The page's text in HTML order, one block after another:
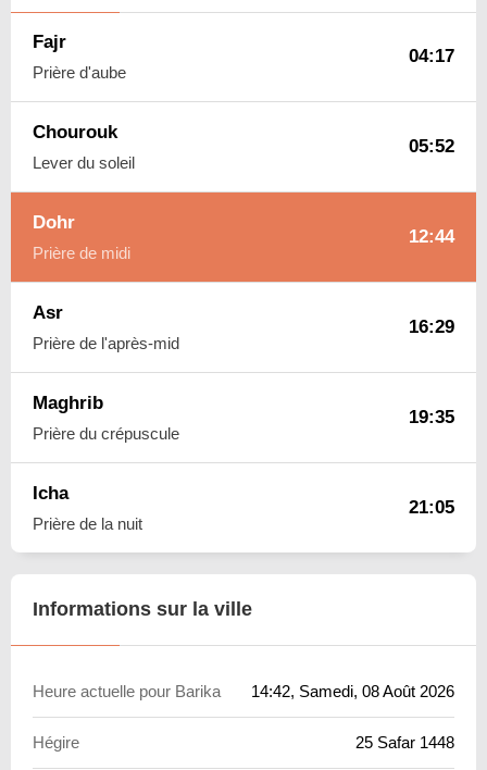
Fajr
Prière d'aube
04:17
Chourouk
Lever du soleil
05:52
Dohr
Prière de midi
12:44
Asr
Prière de l'après-mid
16:29
Maghrib
Prière du crépuscule
19:35
Icha
Prière de la nuit
21:05
Informations sur la ville
Heure actuelle pour Barika 14:42, Samedi, 08 Août 2026
Hégire 25 Safar 1448